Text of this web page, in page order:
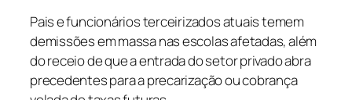
Pais e funcionários terceirizados atuais temem
demissões em massa nas escolas afetadas, além
do receio de que a entrada do setor privado abra
precedentes para a precarização ou cobrança